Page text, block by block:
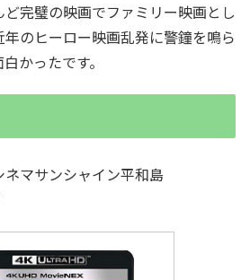
完璧の映画でファミリー映画とし
のヒーロー映画乱発に警鐘を鳴ら
かったです。
マサンシャイン平和島